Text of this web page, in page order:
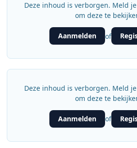
Deze inhoud is verborgen. Meld
om deze te
Aanmelden of
Deze inhoud is verborgen. Meld
om deze te
Aanmelden of